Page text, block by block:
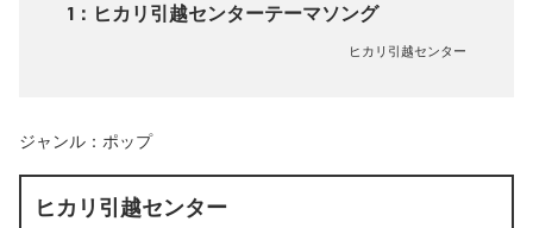
1 ： ヒカリ引越センターテーマソング
ヒカリ引越センター
ジャンル： ポップ
ヒカリ引越センター